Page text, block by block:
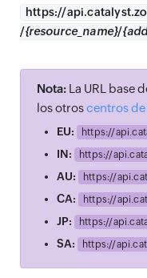
https://
/{resource_name}/
Nota: La URL base
los otroscentros
EU: https://
IN: https://
AU: https://
CA: https://
JP: https://
SA: https://